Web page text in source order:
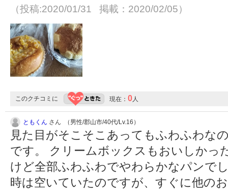
（投稿:2020/01/31 掲載：2020/02/05）
このクチコミに 現在： 0人
ともくん さん （男性/郡山市/40代/Lv.16）
見た目がそこそこあってもふわふわな
です。 クリームボックスもおいしかっ
けど全部ふわふわでやわらかなパンで
時は空いていたのですが、すぐに他の